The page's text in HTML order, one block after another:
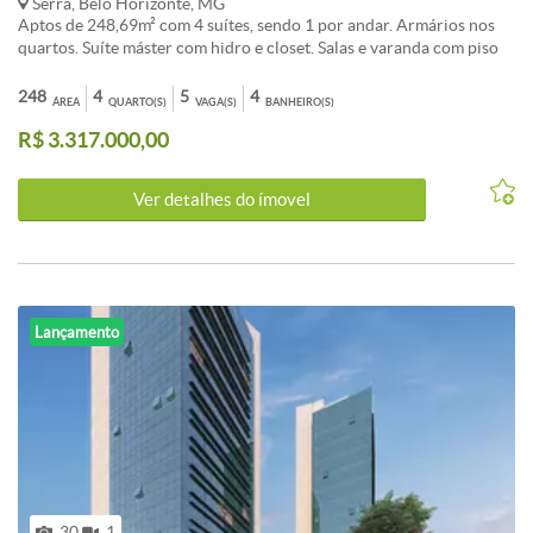
Aptos de 248,69m² com 4 suítes, sendo 1 por andar. Armários nos
quartos. Suíte máster com hidro e closet. Salas e varanda com piso
Elevadores codificados. Lazer. Informações complementares:
Aquecimento central solar/gás. Lazer com piscina aquecida, fitness,
grill gourmet e salão de festas. Informações sobre o local do
Campos. Rua Carolina Figueiredo, esquina com Rua Palmira.
ÁREA
248 QUARTO(S)
4 VAGA(S)
5 BANHEIRO(S)
4
R$ 3.317.000,00
Ver detalhes do ímovel
Lançamento